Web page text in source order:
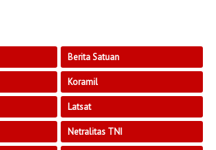
Berita Satuan
Koramil
Latsat
Netralitas TNI